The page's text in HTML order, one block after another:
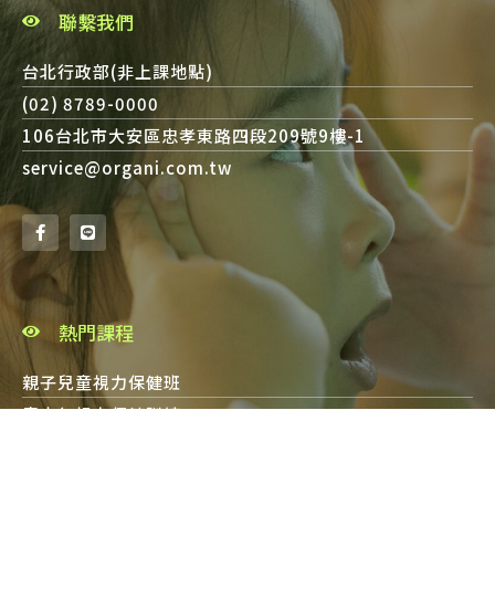
聯繫我們
台北行政部(非上課地點)
(02) 8789-0000
106台北市大安區忠孝東路四段209號9樓-1
service@organi.com.tw
熱門課程
親子兒童視力保健班
青少年視力保健訓練